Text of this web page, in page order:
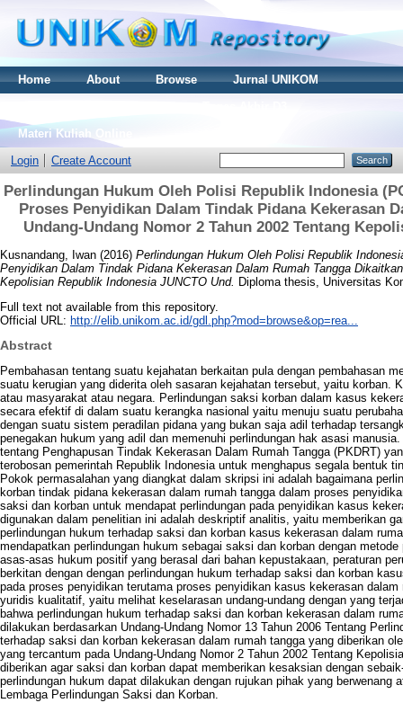
Home About Browse
Jurnal UNIKOM
Materi Kuliah Online
Login
Create Account
Perlindungan Hukum Oleh Polisi Republik Indonesia
Proses Penyidikan Dalam Tindak Pidana Kekerasan
Undang-Undang Nomor 2 Tahun 2002 Tentang
Kusnandang, Iwan (2016) Perlindungan Hukum Oleh Polisi Republik
Penyidikan Dalam Tindak Pidana Kekerasan Dalam Rumah Tangga
Kepolisian Republik Indonesia JUNCTO Und. Diploma thesis, Universitas
Full text not available from this repository.
Official URL: http://elib.unikom.ac.id/gdl.php?mod=browse&op=rea...
Abstract
Pembahasan tentang suatu kejahatan berkaitan pula dengan pembahasan
suatu kerugian yang diderita oleh sasaran kejahatan tersebut, yaitu korban.
atau masyarakat atau negara. Perlindungan saksi korban dalam kasus
secara efektif di dalam suatu kerangka nasional yaitu menuju suatu
dengan suatu sistem peradilan pidana yang bukan saja adil terhadap
penegakan hukum yang adil dan memenuhi perlindungan hak asasi
tentang Penghapusan Tindak Kekerasan Dalam Rumah Tangga (PKDRT)
terobosan pemerintah Republik Indonesia untuk menghapus segala bentuk
Pokok permasalahan yang diangkat dalam skripsi ini adalah bagaimana
korban tindak pidana kekerasan dalam rumah tangga dalam proses
saksi dan korban untuk mendapat perlindungan pada penyidikan kasus
digunakan dalam penelitian ini adalah deskriptif analitis, yaitu memberikan
perlindungan hukum terhadap saksi dan korban kasus kekerasan dalam
mendapatkan perlindungan hukum sebagai saksi dan korban dengan
asas-asas hukum positif yang berasal dari bahan kepustakaan, peraturan
berkitan dengan dengan perlindungan hukum terhadap saksi dan korban
pada proses penyidikan terutama proses penyidikan kasus kekerasan
yuridis kualitatif, yaitu melihat keselarasan undang-undang dengan yang
bahwa perlindungan hukum terhadap saksi dan korban kekerasan dalam
dilakukan berdasarkan Undang-Undang Nomor 13 Tahun 2006 Tentang
terhadap saksi dan korban kekerasan dalam rumah tangga yang diberikan
yang tercantum pada Undang-Undang Nomor 2 Tahun 2002 Tentang
diberikan agar saksi dan korban dapat memberikan kesaksian dengan
perlindungan hukum dapat dilakukan dengan rujukan pihak yang berwenang
Lembaga Perlindungan Saksi dan Korban.